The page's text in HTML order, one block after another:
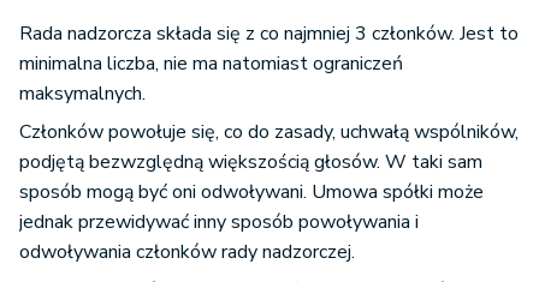
Rada nadzorcza składa się z co najmniej 3 członków. Jest to
minimalna liczba, nie ma natomiast ograniczeń
maksymalnych.
Członków powołuje się, co do zasady, uchwałą wspólników,
podjętą bezwzględną większością głosów. W taki sam
sposób mogą być oni odwoływani. Umowa spółki może
jednak przewidywać inny sposób powoływania i
odwoływania członków rady nadzorczej.